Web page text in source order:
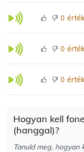
0
0
0
Hogyan kell
(hanggal)?
Tanuld meg,